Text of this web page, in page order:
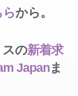
から。
の新着求
Japanま